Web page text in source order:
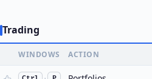
Trading
WINDOWS ACTION